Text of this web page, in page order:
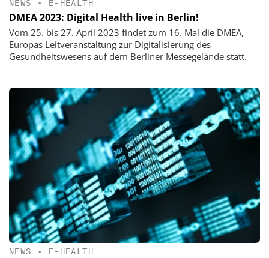
NEWS • E-HEALTH
DMEA 2023: Digital Health live in Berlin!
Vom 25. bis 27. April 2023 findet zum 16. Mal die DMEA,
Europas Leitveranstaltung zur Digitalisierung des
Gesundheitswesens auf dem Berliner Messegelände statt.
NEWS • E-HEALTH